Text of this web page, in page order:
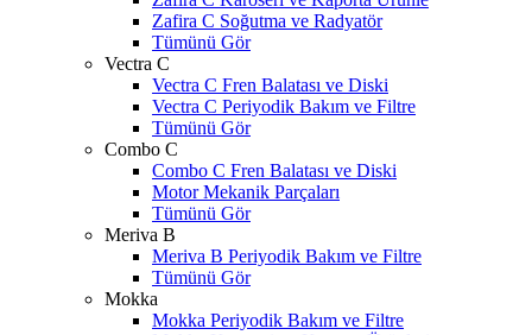
Zafira C Soğutma ve Radyatör
Tümünü Gör
Vectra C
Vectra C Fren Balatası ve Diski
Vectra C Periyodik Bakım ve Filtre
Tümünü Gör
Combo C
Combo C Fren Balatası ve Diski
Motor Mekanik Parçaları
Tümünü Gör
Meriva B
Meriva B Periyodik Bakım ve Filtre
Tümünü Gör
Mokka
Mokka Periyodik Bakım ve Filtre